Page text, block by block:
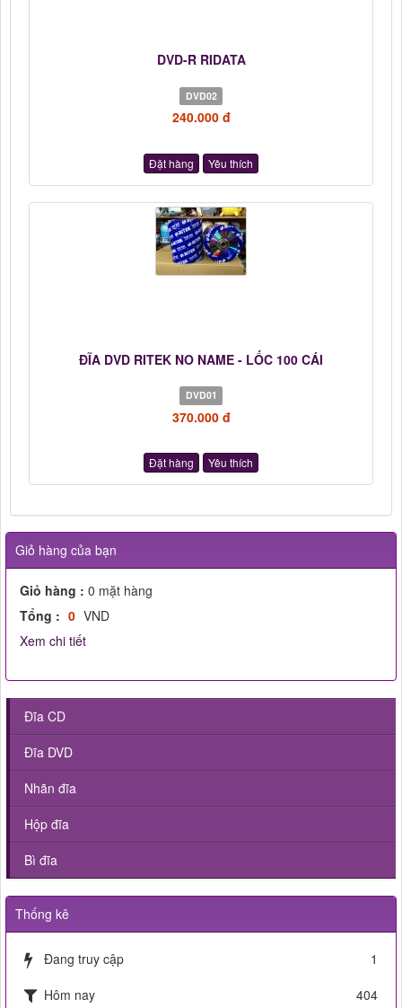
DVD-R RIDATA
DVD02
240.000 đ
Đặt hàng Yêu thích
ĐĨA DVD RITEK NO NAME - LỐC 100 CÁI
DVD01
370.000 đ
Đặt hàng Yêu thích
Giỏ hàng của bạn
Giỏ hàng : 0 mặt hàng
Tổng : 0 VND
Xem chi tiết
Đĩa CD
Đĩa DVD
Nhãn đĩa
Hộp đĩa
Bì đĩa
Thống kê
Đang truy cập
1
Hôm nay
404